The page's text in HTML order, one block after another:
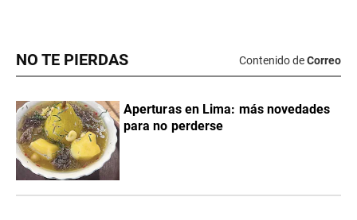
NO TE PIERDAS Contenido deCorreo
Aperturas en Lima: más novedades
para no perderse